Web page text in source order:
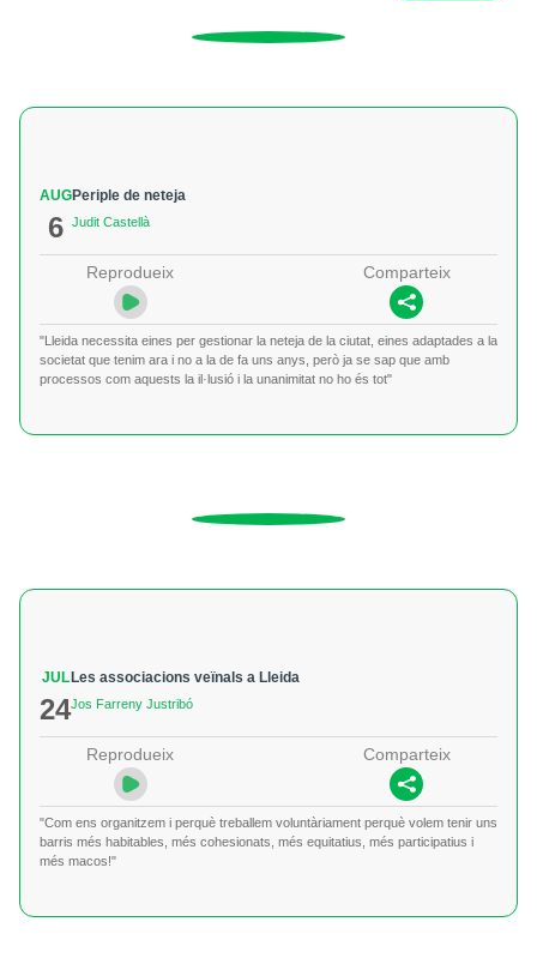
AUG
6
Periple de neteja
Judit Castellà
Reprodueix Comparteix
"Lleida necessita eines per gestionar la neteja de la ciutat, eines adaptades a la
societat que tenim ara i no a la de fa uns anys, però ja se sap que amb
processos com aquests la il·lusió i la unanimitat no ho és tot"
JUL
24
Les associacions veïnals a Lleida
Jos Farreny Justribó
Reprodueix Comparteix
"Com ens organitzem i perquè treballem voluntàriament perquè volem tenir uns
barris més habitables, més cohesionats, més equitatius, més participatius i
més macos!"